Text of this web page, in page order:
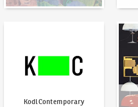
KodlContemporary